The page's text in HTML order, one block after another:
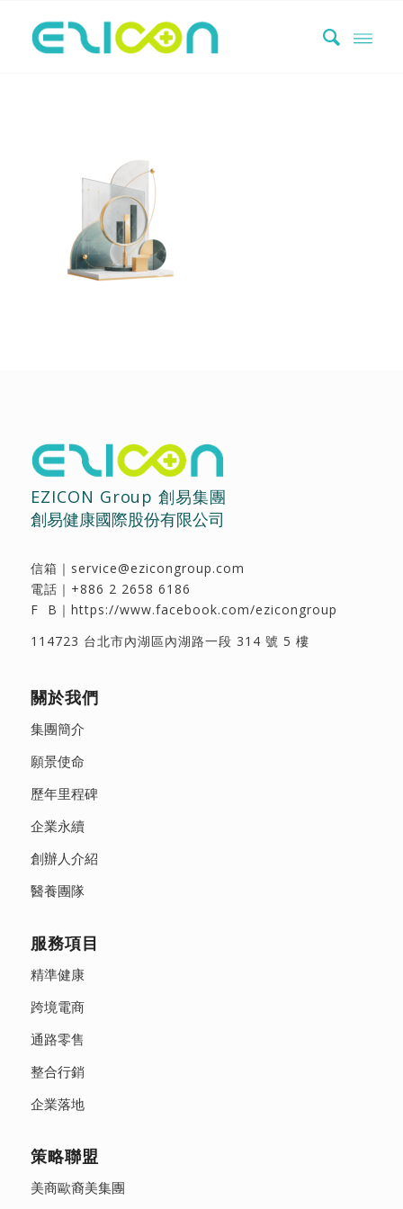
EZICON Group 創易集團
創易健康國際股份有限公司
信箱｜ service@ezicongroup.com
電話｜ +886 2 2658 6186
F B｜ https://www.facebook.com/ezicongroup
114723 台北市內湖區內湖路一段 314 號 5 樓
關於我們
集團簡介
願景使命
歷年里程碑
企業永續
創辦人介紹
醫養團隊
服務項目
精準健康
跨境電商
通路零售
整合行銷
企業落地
策略聯盟
美商歐裔美集團